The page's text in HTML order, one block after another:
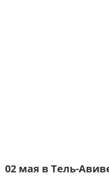
02 мая в Тель-